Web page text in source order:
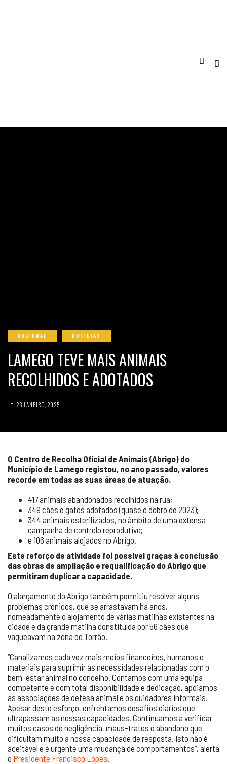
NACIONAL NOTICIAS
LAMEGO TEVE MAIS ANIMAIS
RECOLHIDOS E ADOTADOS
23 JANEIRO, 2025
O Centro de Recolha Oficial de Animais (Abrigo) do
Município de Lamego registou, no ano passado, valores
recorde em todas as suas áreas de atuação.
417 animais abandonados recolhidos na rua;
349 cães e gatos adotados (quase o dobro de 2023);
344 animais esterilizados, no âmbito de uma extensa
campanha de controlo reprodutivo;
e 106 animais alojados no Abrigo.
Este reforço de atividade foi possível graças à conclusão
das obras de ampliação e requalificação do Abrigo que
permitiram duplicar a capacidade.
O alargamento do Abrigo também permitiu resolver alguns
problemas crónicos, que se arrastavam há anos,
nomeadamente o alojamento de várias matilhas existentes na
cidade e da grande matilha constituída por 56 cães que
vagueavam na zona do Torrão.
“Canalizamos cada vez mais meios financeiros, humanos e
materiais para suprimir as necessidades relacionadas com o
bem-estar animal no concelho. Contamos com uma equipa
competente e com total disponibilidade e dedicação, apoiamos
as associações de defesa animal e os cuidadores informais.
Apesar deste esforço, enfrentamos desafios diários que
ultrapassam as nossas capacidades. Continuamos a verificar
muitos casos de negligência, maus-tratos e abandono que
dificultam muito a nossa capacidade de resposta. Isto não é
aceitável e é urgente uma mudança de comportamentos”, alerta
o Presidente Francisco Lopes.